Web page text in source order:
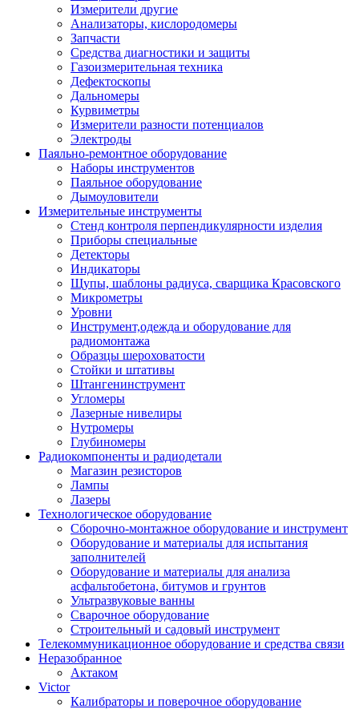
Измерители другие
Анализаторы, кислородомеры
Запчасти
Средства диагностики и защиты
Газоизмерительная техника
Дефектоскопы
Дальномеры
Курвиметры
Измерители разности потенциалов
Электроды
Паяльно-ремонтное оборудование
Наборы инструментов
Паяльное оборудование
Дымоуловители
Измерительные инструменты
Стенд контроля перпендикулярности изделия
Приборы специальные
Детекторы
Индикаторы
Щупы, шаблоны радиуса, сварщика Красовского
Микрометры
Уровни
Инструмент,одежда и оборудование для
радиомонтажа
Образцы шероховатости
Стойки и штативы
Штангенинструмент
Угломеры
Лазерные нивелиры
Нутромеры
Глубиномеры
Радиокомпоненты и радиодетали
Магазин резисторов
Лампы
Лазеры
Технологическое оборудование
Сборочно-монтажное оборудование и инструмент
Оборудование и материалы для испытания
заполнителей
Оборудование и материалы для анализа
асфальтобетона, битумов и грунтов
Ультразвуковые ванны
Сварочное оборудование
Строительный и садовый инструмент
Телекоммуникационное оборудование и средства связи
Неразобранное
Актаком
Victor
Калибраторы и поверочное оборудование